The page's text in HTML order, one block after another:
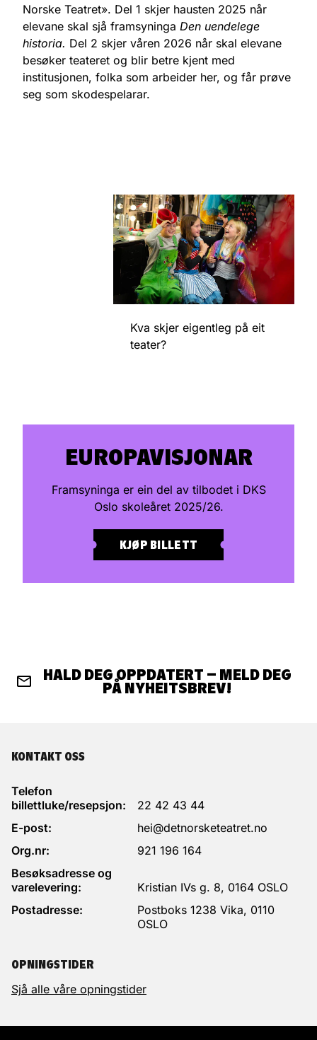
Norske Teatret». Del 1 skjer hausten 2025 når
elevane skal sjå framsyninga Den uendelege
historia. Del 2 skjer våren 2026 når skal elevane
besøker teateret og blir betre kjent med
institusjonen, folka som arbeider her, og får prøve
seg som skodespelarar.
Kva skjer eigentleg på eit
teater?
EUROPAVISJONAR
Framsyninga er ein del av tilbodet i DKS
Oslo skoleåret 2025/26.
KJØP BILLETT
HALD DEG OPPDATERT – MELD DEG
PÅ NYHEITSBREV!
KONTAKT OSS
Telefon
billettluke/resepsjon:
22 42 43 44
E-post:
hei@detnorsketeatret.no
Org.nr:
921 196 164
Besøksadresse og
varelevering:
Kristian IVs g. 8, 0164 OSLO
Postadresse:
Postboks 1238 Vika, 0110
OSLO
OPNINGSTIDER
Sjå alle våre opningstider